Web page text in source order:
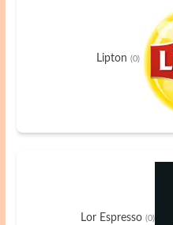
Lipton (0)
Lor Espresso (0)